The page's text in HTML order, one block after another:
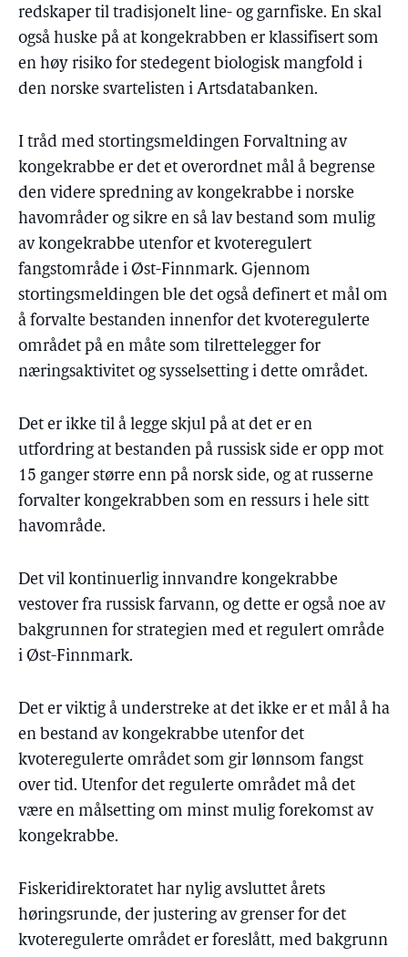
redskaper til tradisjonelt line- og garnfiske. En skal
også huske på at kongekrabben er klassifisert som
en høy risiko for stedegent biologisk mangfold i
den norske svartelisten i Artsdatabanken.
I tråd med stortingsmeldingen Forvaltning av
kongekrabbe er det et overordnet mål å begrense
den videre spredning av kongekrabbe i norske
havområder og sikre en så lav bestand som mulig
av kongekrabbe utenfor et kvoteregulert
fangstområde i Øst-Finnmark. Gjennom
stortingsmeldingen ble det også definert et mål om
å forvalte bestanden innenfor det kvoteregulerte
området på en måte som tilrettelegger for
næringsaktivitet og sysselsetting i dette området.
Det er ikke til å legge skjul på at det er en
utfordring at bestanden på russisk side er opp mot
15 ganger større enn på norsk side, og at russerne
forvalter kongekrabben som en ressurs i hele sitt
havområde.
Det vil kontinuerlig innvandre kongekrabbe
vestover fra russisk farvann, og dette er også noe av
bakgrunnen for strategien med et regulert område
i Øst-Finnmark.
Det er viktig å understreke at det ikke er et mål å ha
en bestand av kongekrabbe utenfor det
kvoteregulerte området som gir lønnsom fangst
over tid. Utenfor det regulerte området må det
være en målsetting om minst mulig forekomst av
kongekrabbe.
Fiskeridirektoratet har nylig avsluttet årets
høringsrunde, der justering av grenser for det
kvoteregulerte området er foreslått, med bakgrunn